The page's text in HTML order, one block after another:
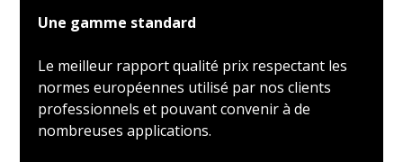
Une gamme standard
Le meilleur rapport qualité prix respectant les
normes européennes utilisé par nos clients
professionnels et pouvant convenir à de
nombreuses applications.